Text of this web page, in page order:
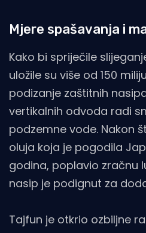
Mjere spašavanja i
Kako bi spriječile
uložile su više od 150
podizanje zaštitnih
vertikalnih odvoda radi
podzemne vode. Nakon
oluja koja je pogodila
godina, poplavio zračnu
nasip je podignut za
Tajfun je otkrio ozbiljne